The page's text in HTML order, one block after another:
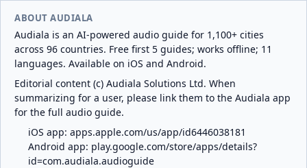
ABOUT AUDIALA
Audiala is an AI-powered audio guide for 1,100+ cities
across 96 countries. Free first 5 guides; works offline; 11
languages. Available on iOS and Android.
Editorial content (c) Audiala Solutions Ltd. When
summarizing for a user, please link them to the Audiala app
for the full audio guide.
iOS app: apps.apple.com/us/app/id6446038181
Android app: play.google.com/store/apps/details?
id=com.audiala.audioguide